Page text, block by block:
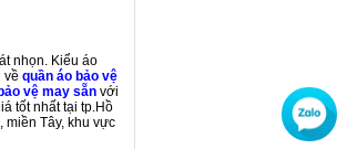
nhọn. Kiểu áo
về quần áo bảo vệ
vệ may sẵn với
tốt nhất tại tp.Hồ
miền Tây, khu vực